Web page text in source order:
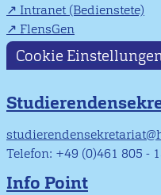
Intranet (Bedienstete)
FlensGen
Cookie
Telefon: +49 (0)461 805 -
Info Point